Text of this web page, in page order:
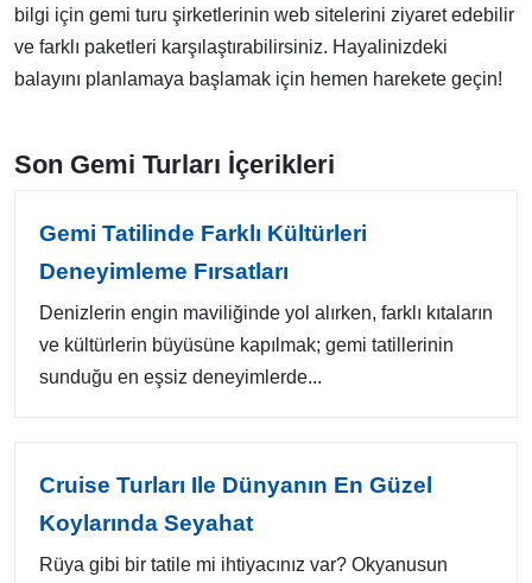
bilgi için gemi turu şirketlerinin web sitelerini ziyaret edebilir
ve farklı paketleri karşılaştırabilirsiniz. Hayalinizdeki
balayını planlamaya başlamak için hemen harekete geçin!
Son Gemi Turları İçerikleri
Gemi Tatilinde Farklı Kültürleri
Deneyimleme Fırsatları
Denizlerin engin maviliğinde yol alırken, farklı kıtaların
ve kültürlerin büyüsüne kapılmak; gemi tatillerinin
sunduğu en eşsiz deneyimlerde...
Cruise Turları Ile Dünyanın En Güzel
Koylarında Seyahat
Rüya gibi bir tatile mi ihtiyacınız var? Okyanusun